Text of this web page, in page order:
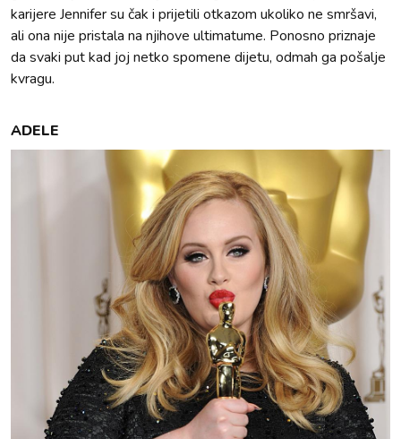
karijere Jennifer su čak i prijetili otkazom ukoliko ne smršavi,
ali ona nije pristala na njihove ultimatume. Ponosno priznaje
da svaki put kad joj netko spomene dijetu, odmah ga pošalje
kvragu.
ADELE